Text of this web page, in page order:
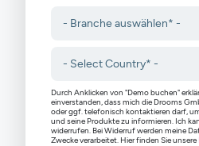
Durch Anklicken von "Demo buchen"
einverstanden, dass mich die Drooms GmbH oder Drooms AG per E-Mail
oder ggf. telefonisch kontaktieren darf,
und seine Produkte zu informieren. Ich
widerrufen. Bei Widerruf werden meine
Zwecke verarbeitet. Hier finden Sie unsere